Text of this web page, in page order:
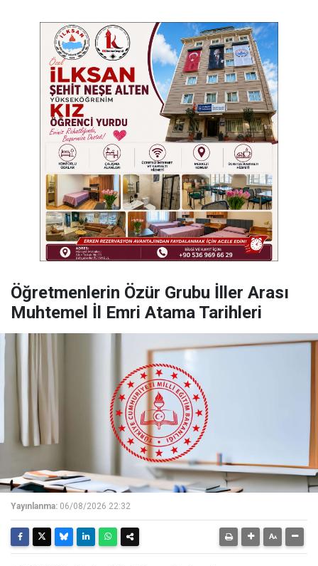
Öğretmenlerin Özür Grubu İller Arası
Muhtemel İl Emri Atama Tarihleri
Yayınlanma: 06/08/2026 22:32